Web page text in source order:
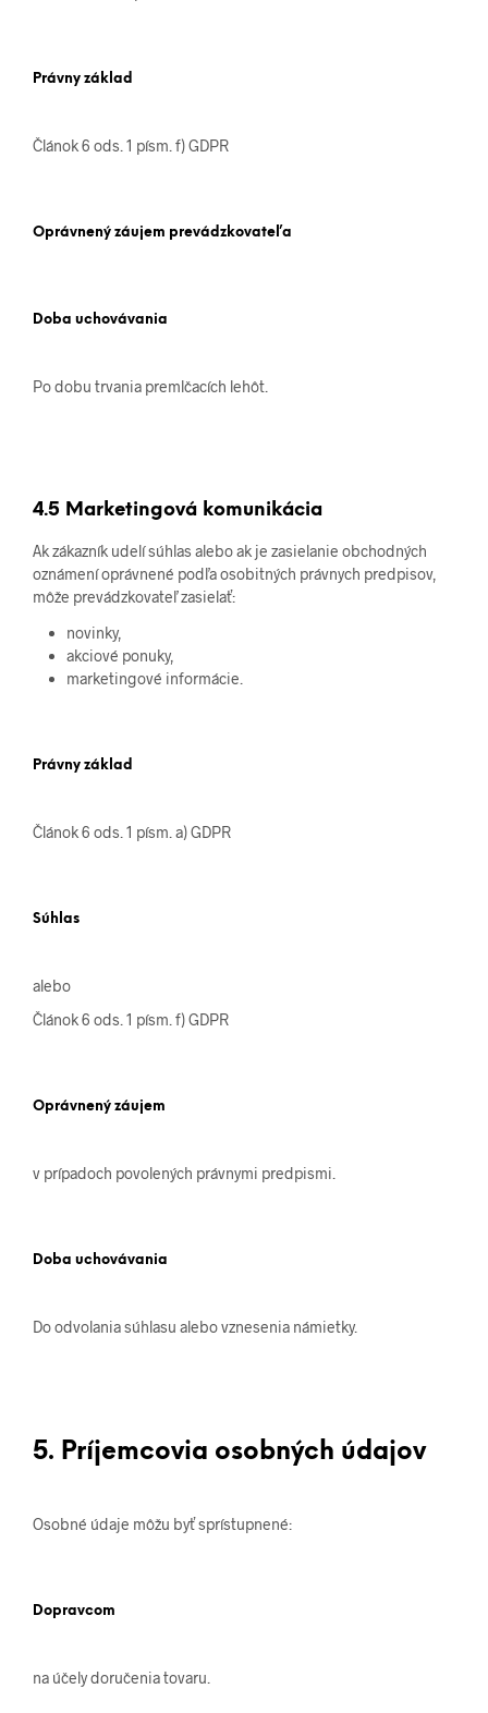
Právny základ
Článok 6 ods. 1 písm. f) GDPR
Oprávnený záujem prevádzkovateľa
Doba uchovávania
Po dobu trvania premlčacích lehôt.
4.5 Marketingová komunikácia
Ak zákazník udelí súhlas alebo ak je zasielanie obchodných
oznámení oprávnené podľa osobitných právnych predpisov,
môže prevádzkovateľ zasielať:
novinky,
akciové ponuky,
marketingové informácie.
Právny základ
Článok 6 ods. 1 písm. a) GDPR
Súhlas
alebo
Článok 6 ods. 1 písm. f) GDPR
Oprávnený záujem
v prípadoch povolených právnymi predpismi.
Doba uchovávania
Do odvolania súhlasu alebo vznesenia námietky.
5. Príjemcovia osobných údajov
Osobné údaje môžu byť sprístupnené:
Dopravcom
na účely doručenia tovaru.